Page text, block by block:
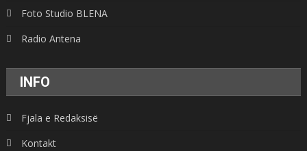
Foto Studio BLENA
Radio Antena
INFO
Fjala e Redaksisë
Kontakt